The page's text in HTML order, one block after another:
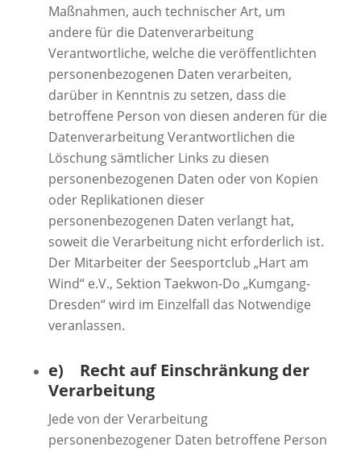
Maßnahmen, auch technischer Art, um
andere für die Datenverarbeitung
Verantwortliche, welche die veröffentlichten
personenbezogenen Daten verarbeiten,
darüber in Kenntnis zu setzen, dass die
betroffene Person von diesen anderen für die
Datenverarbeitung Verantwortlichen die
Löschung sämtlicher Links zu diesen
personenbezogenen Daten oder von Kopien
oder Replikationen dieser
personenbezogenen Daten verlangt hat,
soweit die Verarbeitung nicht erforderlich ist.
Der Mitarbeiter der Seesportclub „Hart am
Wind“ e.V., Sektion Taekwon-Do „Kumgang-
Dresden“ wird im Einzelfall das Notwendige
veranlassen.
e) Recht auf Einschränkung der
Verarbeitung
Jede von der Verarbeitung
personenbezogener Daten betroffene Person